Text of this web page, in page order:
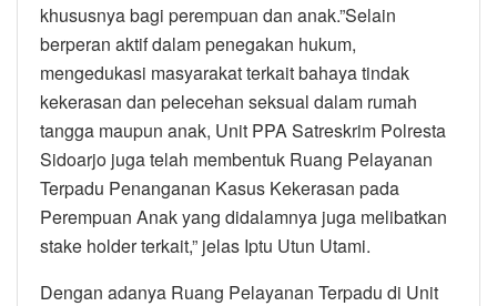
khususnya bagi perempuan dan anak.”Selain
berperan aktif dalam penegakan hukum,
mengedukasi masyarakat terkait bahaya tindak
kekerasan dan pelecehan seksual dalam rumah
tangga maupun anak, Unit PPA Satreskrim Polresta
Sidoarjo juga telah membentuk Ruang Pelayanan
Terpadu Penanganan Kasus Kekerasan pada
Perempuan Anak yang didalamnya juga melibatkan
stake holder terkait,” jelas Iptu Utun Utami.
Dengan adanya Ruang Pelayanan Terpadu di Unit